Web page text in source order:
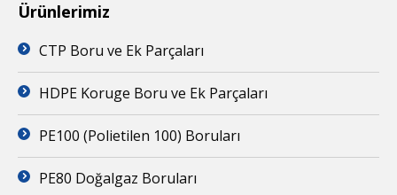
Ürünlerimiz
CTP Boru ve Ek Parçaları
HDPE Koruge Boru ve Ek Parçaları
PE100 (Polietilen 100) Boruları
PE80 Doğalgaz Boruları